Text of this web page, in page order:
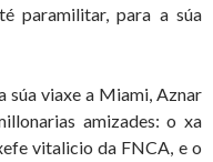
paramilitar, para a súa
súa viaxe a Miami, Aznar
amizades: o xa
vitalicio da FNCA, e o